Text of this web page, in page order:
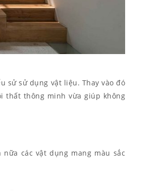
sử sử dụng vật liệu. Thay vào đó
thất thông minh vừa giúp không
các vật dụng mang màu sắc